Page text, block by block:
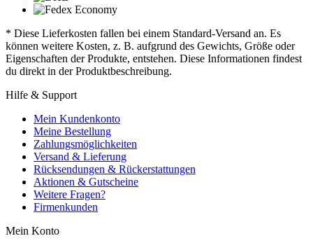
* Diese Lieferkosten fallen bei einem Standard-Versand an. Es
können weitere Kosten, z. B. aufgrund des Gewichts, Größe oder
Eigenschaften der Produkte, entstehen. Diese Informationen findest
du direkt in der Produktbeschreibung.
Hilfe & Support
Mein Kundenkonto
Meine Bestellung
Zahlungsmöglichkeiten
Versand & Lieferung
Rücksendungen & Rückerstattungen
Aktionen & Gutscheine
Weitere Fragen?
Firmenkunden
Mein Konto